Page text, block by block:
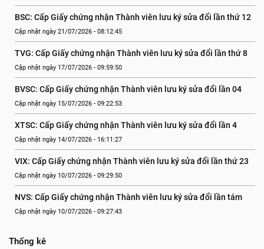
BSC: Cấp Giấy chứng nhận Thành viên lưu ký sửa đổi lần thứ 12
Cập nhật ngày 21/07/2026 - 08:12:45
TVG: Cấp Giấy chứng nhận Thành viên lưu ký sửa đổi lần thứ 8
Cập nhật ngày 17/07/2026 - 09:59:50
BVSC: Cấp Giấy chứng nhận Thành viên lưu ký sửa đổi lần 04
Cập nhật ngày 15/07/2026 - 09:22:53
XTSC: Cấp Giấy chứng nhận Thành viên lưu ký sửa đổi lần 4
Cập nhật ngày 14/07/2026 - 16:11:27
VIX: Cấp Giấy chứng nhận Thành viên lưu ký sửa đổi lần thứ 23
Cập nhật ngày 10/07/2026 - 09:29:50
NVS: Cấp Giấy chứng nhận Thành viên lưu ký sửa đổi lần tám
Cập nhật ngày 10/07/2026 - 09:27:43
Thống kê